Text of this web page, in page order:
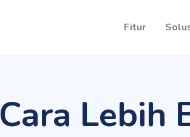
Fitur
Cara Lebih